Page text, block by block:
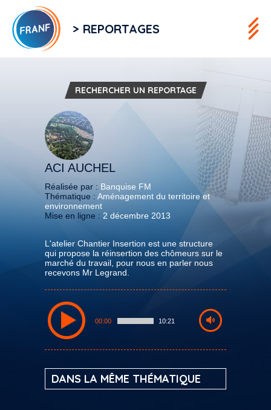
> REPORTAGES
RECHERCHER UN REPORTAGE
ACI AUCHEL
Réalisée par : Banquise FM
Thématique : Aménagement du territoire et
environnement
Mise en ligne : 2 décembre 2013
L'atelier Chantier Insertion est une structure
qui propose la réinsertion des chômeurs sur le
marché du travail, pour nous en parler nous
recevons Mr Legrand.
00:00 10:21
DANS LA MÊME THÉMATIQUE